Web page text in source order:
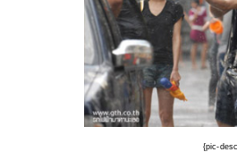
{pic-